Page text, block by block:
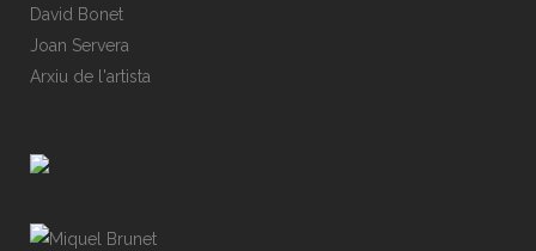
David Bonet
Joan Servera
Arxiu de l'artista